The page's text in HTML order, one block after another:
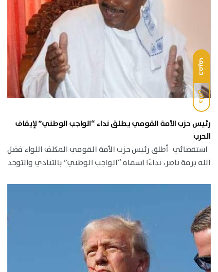
خفيف
داكن
رئيس حزب الأمة القومي يطلق نداء “الواجب الوطني” لإيقاف
الحرب
استقصائي أطلق رئيس حزب الأمة القومي المكلف اللواء فضل
الله برمة ناصر، نداءًا اسماه “الواجب الوطني” بالتنادي والتوحد